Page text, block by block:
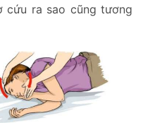
cứu ra sao cũng tương